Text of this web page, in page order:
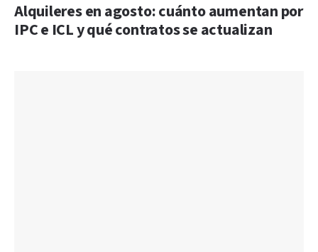
Alquileres en agosto: cuánto aumentan por
IPC e ICL y qué contratos se actualizan